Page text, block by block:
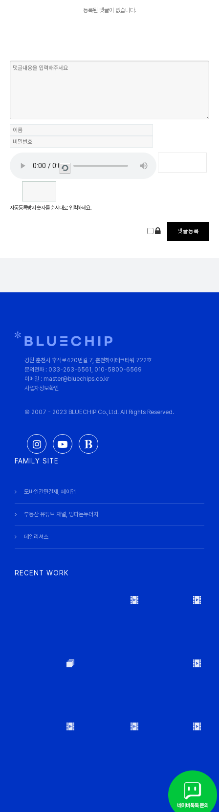
등록된 댓글이 없습니다.
새로
자동등록방지 숫자를 순서대로 입력하세요.
강원 춘천시 후석로420번길 7, 춘천하이테크타워 722호
문의전화 : 033-263-6561, 010-5800-6569
이메일 : master@bluechips.co.kr
사업자정보확인
© 2007 - 2023 BLUECHIP Co.,Ltd. All Rights Reserved.
FAMILY SITE
모바일간편결제, 페이앱
부동산 유튜브 채널, 땅파는두더지
데일리셔스
RECENT WORK